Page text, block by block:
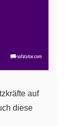
auf
diese